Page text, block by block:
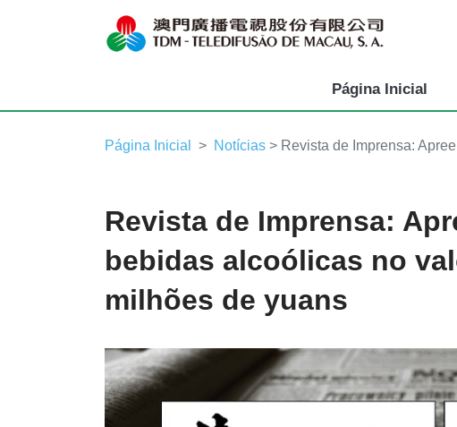
Página Inicial
Página Inicial Notícias > Revista de Imprensa:
Revista de Imprensa:
bebidas alcoólicas no
milhões de yuans